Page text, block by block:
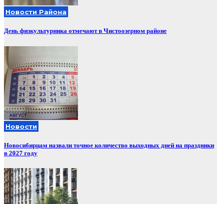
Новости Района
День физкультурника отмечают в Чистоозерном районе
Новости
Новосибирцам назвали точное количество выходных дней на праздники
в 2027 году